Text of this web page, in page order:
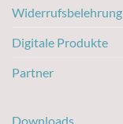
Widerrufsbelehrung
Digitale Produkte
Partner
Downloads